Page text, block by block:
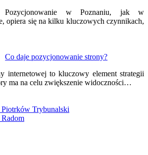
Pozycjonowanie w Poznaniu, jak w
opiera się na kilku kluczowych czynnikach,
Co daje pozycjonowanie strony?
internetowej to kluczowy element strategii
ma na celu zwiększenie widoczności…
Trybunalski